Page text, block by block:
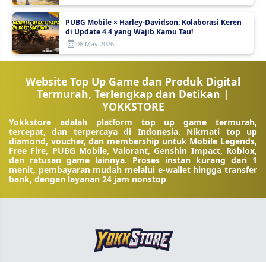
PUBG Mobile × Harley-Davidson: Kolaborasi Keren
di Update 4.4 yang Wajib Kamu Tau!
08 May 2026
Website Top Up Game dan Produk Digital
Termurah, Terlengkap dan Detikan |
YOKKSTORE
Yokkstore adalah platform top up game termurah,
tercepat, dan terpercaya di Indonesia. Nikmati top up
diamond, voucher, dan membership untuk Mobile Legends,
Free Fire, PUBG Mobile, Valorant, Genshin Impact, Roblox,
dan ratusan game lainnya. Proses instan kurang dari 1
menit, pembayaran mudah melalui e-wallet hingga transfer
bank, dengan layanan 24 jam nonstop